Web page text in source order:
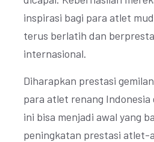
inspirasi bagi para atlet
terus berlatih dan
internasional.
Diharapkan prestasi
para atlet renang Indonesia
ini bisa menjadi awal yang
peningkatan prestasi atlet-